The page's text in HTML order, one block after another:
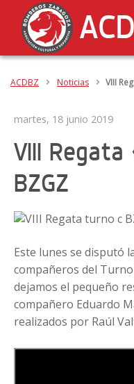
ACDBZ Noticias VIII
martes, 18 junio 2019
VIII
BZGZ
Este lunes se disputó
compañeros del Turno
dejamos el pequeño
compañero Eduardo
realizados por Raúl